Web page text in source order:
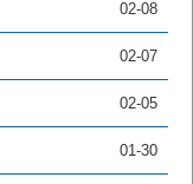
02-08
02-07
02-05
01-30